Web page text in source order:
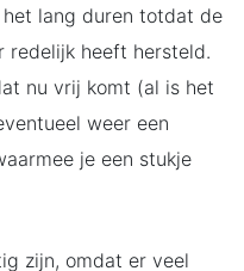
lang duren totdat de
redelijk heeft hersteld.
nu vrij komt (al is het
weer een
je een stukje
zijn, omdat er veel